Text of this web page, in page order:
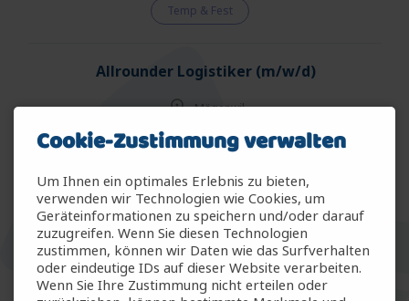
Temp & Fest
Allrounder Logistiker (m/w/d)
Mägenwil
Temp & Fest
Allrounder Gartenbau (m/w/d)
Arbon
Temp & Fest
Cookie-Zustimmung verwalten
Um Ihnen ein optimales Erlebnis zu bieten,
verwenden wir Technologien wie Cookies, um
Geräteinformationen zu speichern und/oder darauf
zuzugreifen. Wenn Sie diesen Technologien
zustimmen, können wir Daten wie das Surfverhalten
oder eindeutige IDs auf dieser Website verarbeiten.
Wenn Sie Ihre Zustimmung nicht erteilen oder